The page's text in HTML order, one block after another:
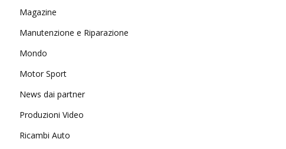
Magazine
Manutenzione e Riparazione
Mondo
Motor Sport
News dai partner
Produzioni Video
Ricambi Auto